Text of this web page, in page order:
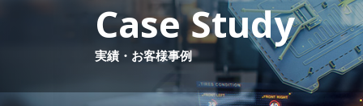
Case Study
実績・お客様事例